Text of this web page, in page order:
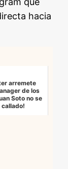
hacia
arremete
de los
Soto no se